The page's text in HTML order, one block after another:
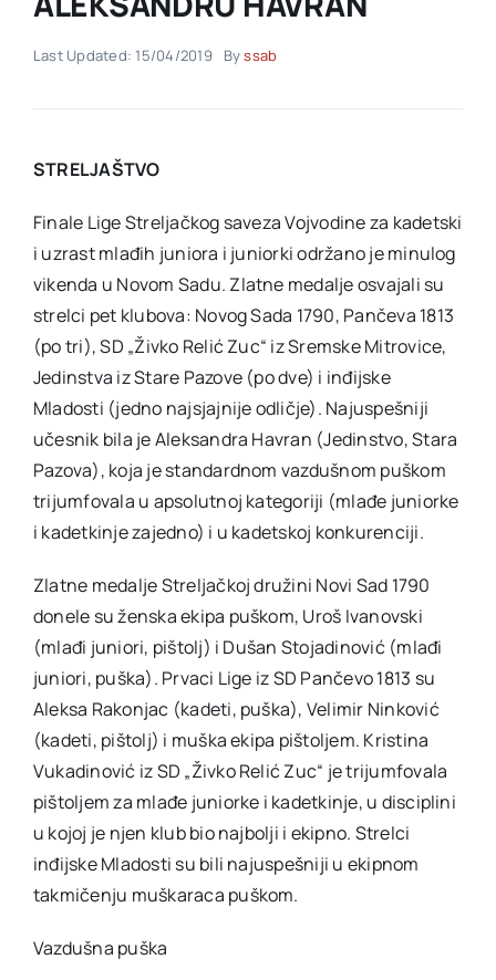
Akti SSAB
Last Updated: 15/04/2019 Byssab
STRELJAŠTVO
Finale Lige Streljačkog saveza Vojvodine za kadetski
i uzrast mlađih juniora i juniorki održano je minulog
vikenda u Novom Sadu. Zlatne medalje osvajali su
strelci pet klubova: Novog Sada 1790, Pančeva 1813
(po tri), SD „Živko Relić Zuc“ iz Sremske Mitrovice,
Jedinstva iz Stare Pazove (po dve) i inđijske
Mladosti (jedno najsjajnije odličje). Najuspešniji
učesnik bila je Aleksandra Havran (Jedinstvo, Stara
Pazova), koja je standardnom vazdušnom puškom
trijumfovala u apsolutnoj kategoriji (mlađe juniorke
i kadetkinje zajedno) i u kadetskoj konkurenciji.
Zlatne medalje Streljačkoj družini Novi Sad 1790
donele su ženska ekipa puškom, Uroš Ivanovski
(mlađi juniori, pištolj) i Dušan Stojadinović (mlađi
juniori, puška). Prvaci Lige iz SD Pančevo 1813 su
Aleksa Rakonjac (kadeti, puška), Velimir Ninković
(kadeti, pištolj) i muška ekipa pištoljem. Kristina
Vukadinović iz SD „Živko Relić Zuc“ je trijumfovala
pištoljem za mlađe juniorke i kadetkinje, u disciplini
u kojoj je njen klub bio najbolji i ekipno. Strelci
inđijske Mladosti su bili najuspešniji u ekipnom
takmičenju muškaraca puškom.
Vazdušna puška